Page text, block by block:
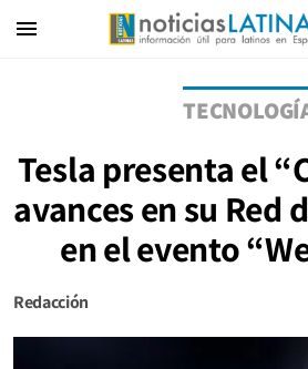
menu
Tesla presenta el
avances en su Red
en el evento
Redacción